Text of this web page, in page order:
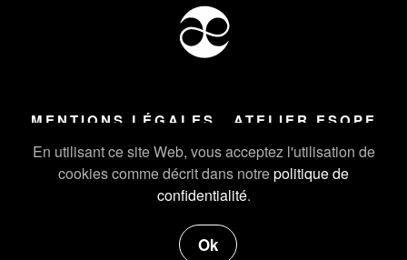
En utilisant ce site Web, vous acceptez l'utilisation de
cookies comme décrit dans notrepolitique de
confidentialité.
Ok
MENTIONS LÉGALES ATELIER ESOPE